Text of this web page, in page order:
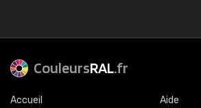
CouleursRAL.fr
Accueil Aide